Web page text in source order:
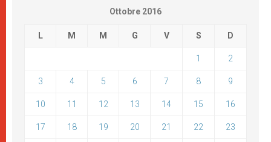
Ottobre 2016
L M M G V S D
1 2
3 4 5 6 7 8 9
10 11 12 13 14 15 16
17 18 19 20 21 22 23